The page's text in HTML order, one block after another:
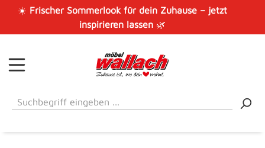
Zum Hauptinhalt springen
☀️ Frischer Sommerlook für dein Zuhause – jetzt
inspirieren lassen🌿